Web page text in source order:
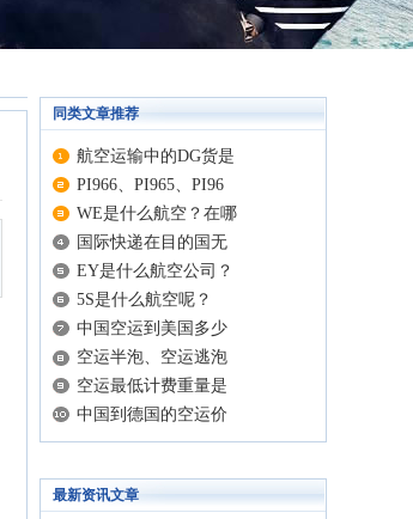
同类文章推荐
航空运输中的DG货是
PI966、PI965、PI96
WE是什么航空？在哪
国际快递在目的国无
EY是什么航空公司？
5S是什么航空呢？
中国空运到美国多少
空运半泡、空运逃泡
空运最低计费重量是
中国到德国的空运价
最新资讯文章